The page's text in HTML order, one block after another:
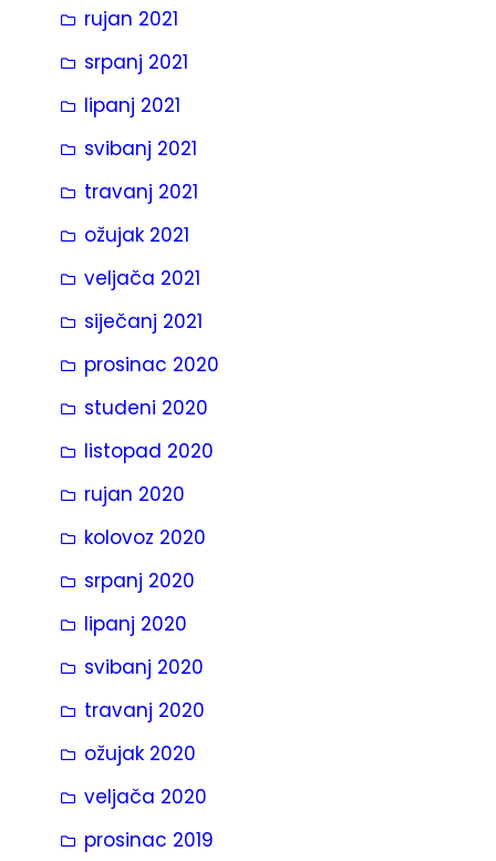
rujan 2021
srpanj 2021
lipanj 2021
svibanj 2021
travanj 2021
ožujak 2021
veljača 2021
siječanj 2021
prosinac 2020
studeni 2020
listopad 2020
rujan 2020
kolovoz 2020
srpanj 2020
lipanj 2020
svibanj 2020
travanj 2020
ožujak 2020
veljača 2020
prosinac 2019